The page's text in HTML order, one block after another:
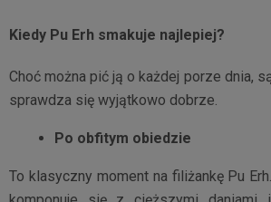
Kiedy Pu Erh smakuje najlepiej?
Choć można pić ją o każdej porze dnia,
sprawdza się wyjątkowo dobrze.
Po obfitym obiedzie
To klasyczny moment na filiżankę Pu